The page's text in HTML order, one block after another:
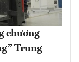
chương
Trung